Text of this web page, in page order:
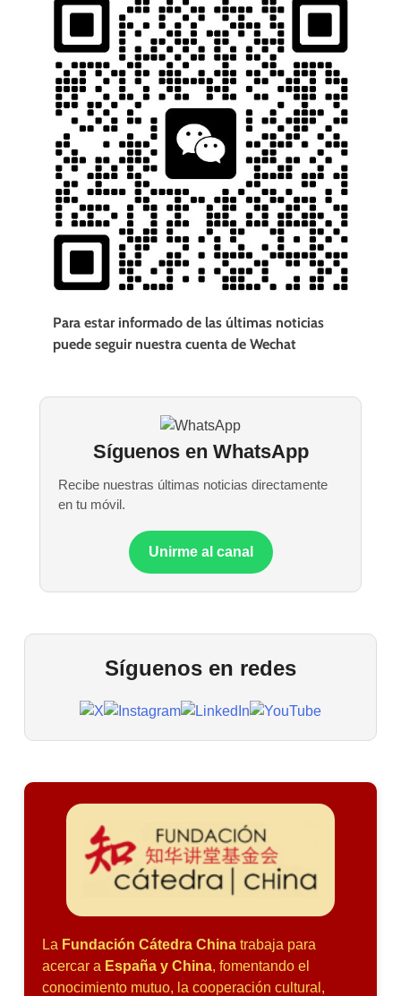
Para estar informado de las últimas noticias
puede seguir nuestra cuenta de Wechat
Síguenos en WhatsApp
Recibe nuestras últimas noticias directamente
en tu móvil.
Unirme al canal
Síguenos en redes
La Fundación Cátedra China trabaja para
acercar a España y China, fomentando el
conocimiento mutuo, la cooperación cultural,